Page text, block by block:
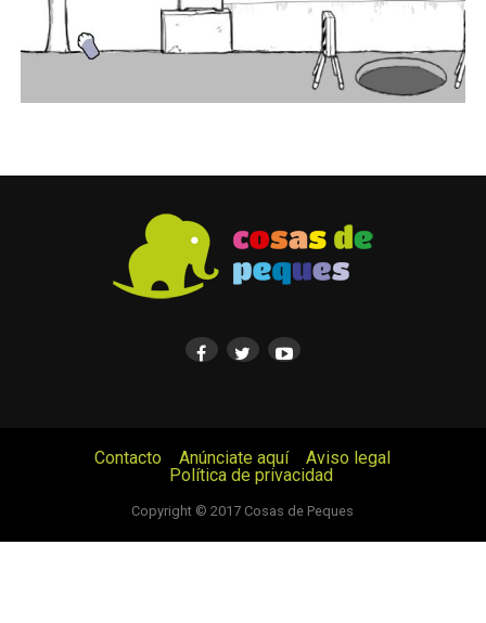
Contacto Anúnciate aquí
Aviso legal
Política de privacidad
Copyright © 2017 Cosas de Peques